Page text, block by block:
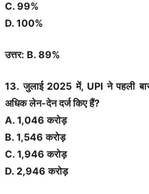
C. 99%
D. 100%
उत्तर: B. 89%
13. जुलाई 2025 में, UPI ने पहली
अधिक लेन-देन दर्ज किए हैं?
A. 1,046 करोड़
B. 1,546 करोड़
C. 1,946 करोड़
D. 2,946 करोड़